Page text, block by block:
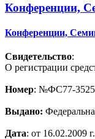
Конференции,
Конференции,
Свидетельство:
О регистрации
Номер: №ФС77-
Выдано:
Дата: от 16.02.2009 г.